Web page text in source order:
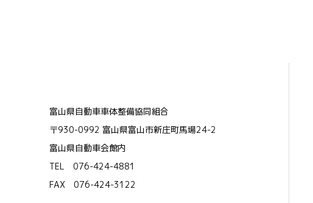
富山県自動車車体整備協同組合
〒930-0992 富山県富山市新庄町馬場24-2
富山県自動車会館内
TEL 076-424-4881
FAX 076-424-3122